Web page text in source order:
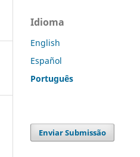
Idioma
English
Español
Português
Enviar Submissão